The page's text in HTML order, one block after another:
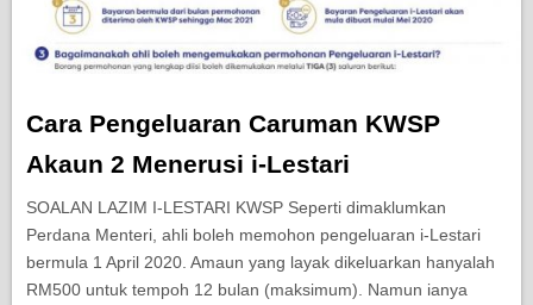
Pendidikan
Cara Pengeluaran Caruman KWSP
Akaun 2 Menerusi i-Lestari
SOALAN LAZIM I-LESTARI KWSP Seperti dimaklumkan
Perdana Menteri, ahli boleh memohon pengeluaran i-Lestari
bermula 1 April 2020. Amaun yang layak dikeluarkan hanyalah
RM500 untuk tempoh 12 bulan (maksimum). Namun ianya